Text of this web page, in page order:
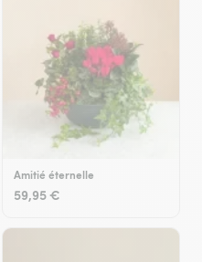
Amitié éternelle
59,95 €